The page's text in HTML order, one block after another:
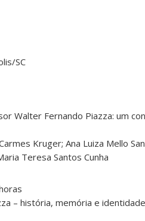
SC
Walter Fernando Piazza: um
Kruger; Ana Luiza Mello
Teresa Santos Cunha
– história, memória e